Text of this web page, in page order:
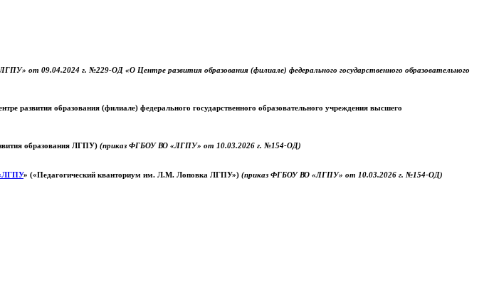
от 09.04.2024 г. №229-ОД «О Центре развития образования (филиале) федерального государственного образовательного
развития образования (филиале) федерального государственного образовательного учреждения высшего
образования ЛГПУ) (приказ ФГБОУ ВО «ЛГПУ» от 10.03.2026 г. №154-ОД)
» («Педагогический кванториум им. Л.М. Лоповка ЛГПУ») (приказ ФГБОУ ВО «ЛГПУ» от 10.03.2026 г. №154-ОД)